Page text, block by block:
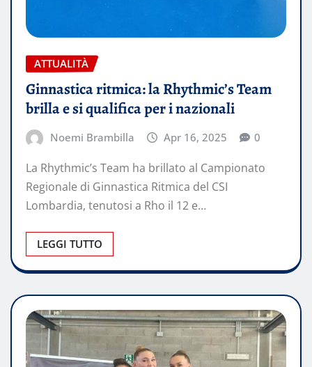
ATTUALITÀ
Ginnastica ritmica: la Rhythmic’s Team
brilla e si qualifica per i nazionali
Noemi Brambilla Apr 16, 2025 0
La Rhythmic’s Team ha brillato al Campionato
Regionale di Ginnastica Ritmica del CSI
Lombardia, tenutosi a Rho il 12 e…
LEGGI TUTTO